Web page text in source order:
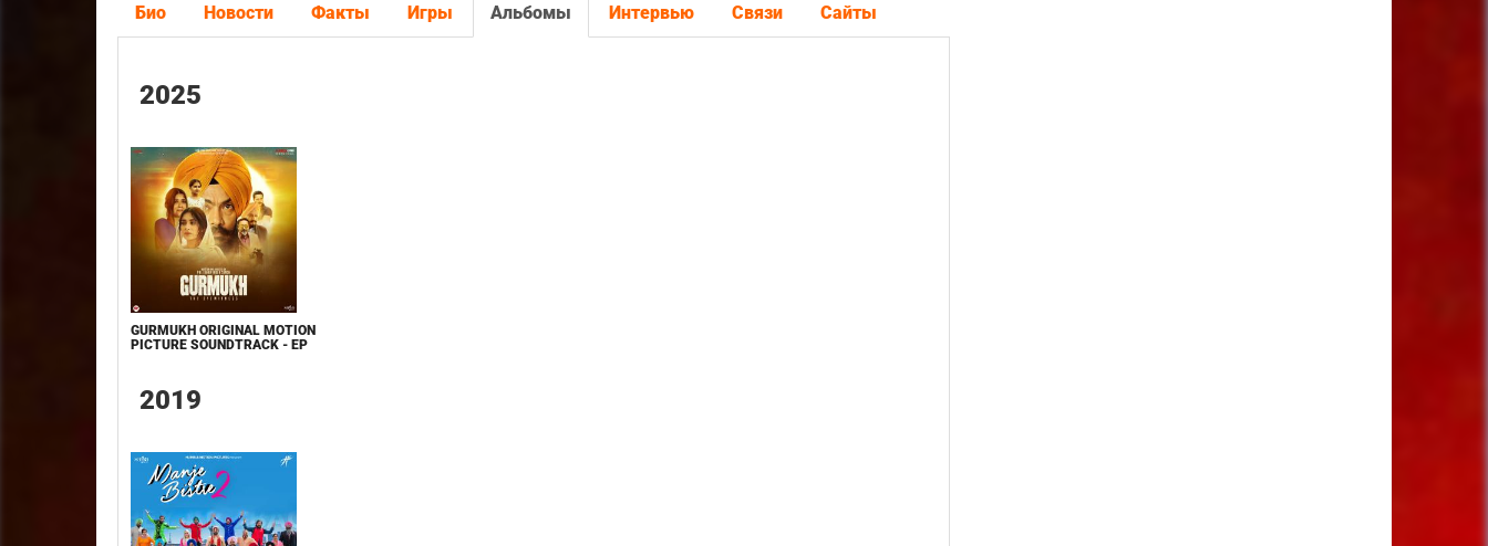
Био Новости Факты Игры Альбомы Интервью Связи Сайты
2025
GURMUKH ORIGINAL MOTION
PICTURE SOUNDTRACK - EP
2019